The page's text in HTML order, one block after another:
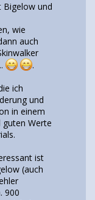
Bigelow und
wie
auch
.
ich
und
in einem
Werte
ist
(auch
900